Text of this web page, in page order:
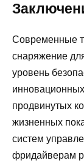
Современные
снаряжение
уровень
продвинутых
жизненных
систем
фридайверам